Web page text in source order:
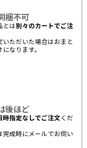
梱不可
とは別々のカートでご注
ただいた場合はおまと
なります。
後ほど
時指定なしでご注文くだ
成時にメールでお伺い